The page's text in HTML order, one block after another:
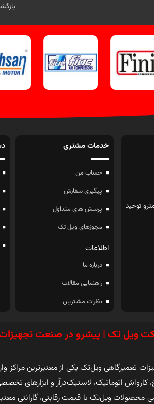
توحید
خدمات مشتری
حساب من
پیگیری سفارش
پرسش های متداول
مجوزهای ویل تک
اطلاعات
درباره ما
راهنمایی مقالات
نظرات مشتریان
ویل تک | پیشرو در صنعت
تعمیرگاهی ویل‌تک یکی از معتبرترین مراکز
کارواش اتوماتیک، لاستیک‌درآر و ابزارهای
محصولات ویل‌تک با قیمت رقابتی،